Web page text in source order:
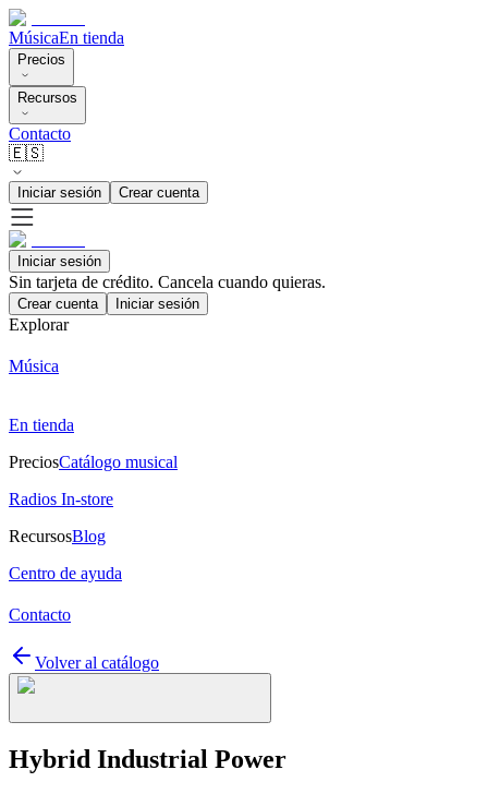
MúsicaEn tienda
Precios
Recursos
Contacto
🇪🇸
Iniciar sesión Crear cuenta
Iniciar sesión
Sin tarjeta de crédito. Cancela cuando quieras.
Crear cuenta Iniciar sesión
Explorar
Música
En tienda
PreciosCatálogo musical
Radios In-store
RecursosBlog
Centro de ayuda
Contacto
Volver al catálogo
Hybrid Industrial Power